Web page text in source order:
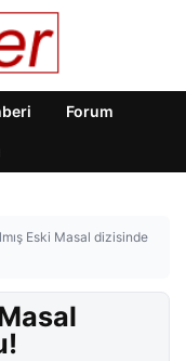
Forum
Eski Masal dizisinde